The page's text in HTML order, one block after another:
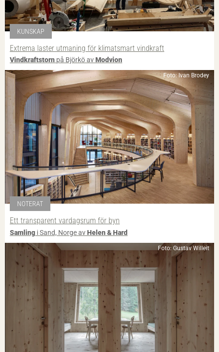
KUNSKAP
Extrema laster utmaning för klimatsmart vindkraft
Vindkraftstorn på Björkö avModvion
Foto: Ivan Brodey
NOTERAT
Ett transparent vardagsrum för byn
Samling i Sand, Norge avHelen & Hard
Foto: Gustav Willeit